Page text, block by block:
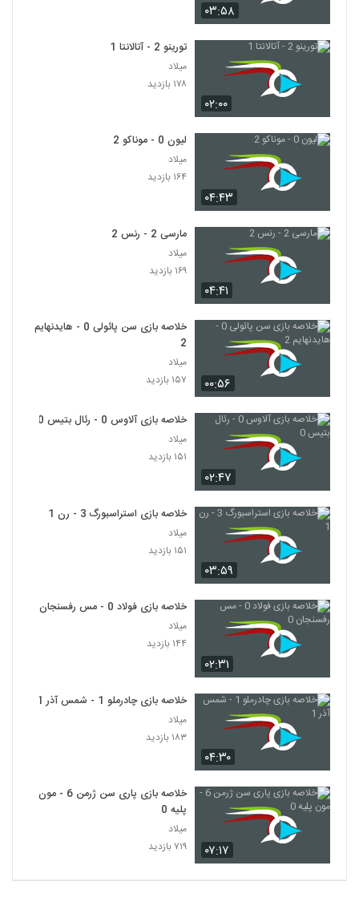
۰۳:۵۸
۰۲:۰۰
تورینو 2 - آتالانتا 1
میلاد
۱۷۸ بازدید
۰۴:۴۳
لیون 0 - موناکو 2
میلاد
۱۶۴ بازدید
۰۴:۴۱
مارسی 2 - رنس 2
میلاد
۱۶۹ بازدید
۰۰:۵۶
خلاصه بازی سن پائولی 0 - هایدنهایم
2
میلاد
۱۵۷ بازدید
۰۲:۴۷
خلاصه بازی آلاوس 0 - رئال بتیس 0
میلاد
۱۵۱ بازدید
۰۳:۵۹
خلاصه بازی استراسبورگ 3 - رن 1
میلاد
۱۵۱ بازدید
۰۲:۳۱
خلاصه بازی فولاد 0 - مس رفسنجان 0
میلاد
۱۴۴ بازدید
۰۴:۳۰
خلاصه بازی چادرملو 1 - شمس آذر 1
میلاد
۱۸۳ بازدید
۰۷:۱۷
خلاصه بازی پاری سن ژرمن 6 - مون
پلیه 0
میلاد
۷۱۹ بازدید